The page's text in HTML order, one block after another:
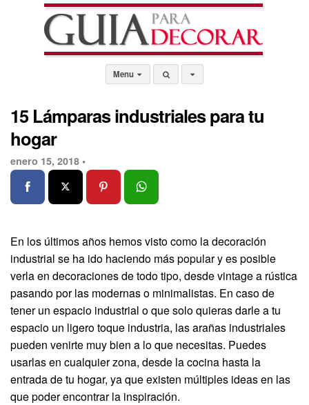
Menu
15 Lámparas industriales para tu
hogar
enero 15, 2018 •
En los últimos años hemos visto como la decoración
industrial se ha ido haciendo más popular y es posible
verla en decoraciones de todo tipo, desde vintage a rústica
pasando por las modernas o minimalistas. En caso de
tener un espacio industrial o que solo quieras darle a tu
espacio un ligero toque industria, las arañas industriales
pueden venirte muy bien a lo que necesitas. Puedes
usarlas en cualquier zona, desde la cocina hasta la
entrada de tu hogar, ya que existen múltiples ideas en las
que poder encontrar la inspiración.